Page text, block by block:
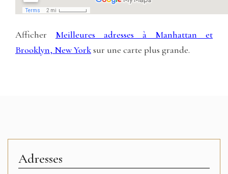
Afficher Meilleures adresses à Manhattan et
Brooklyn, New Yorksur une carte plus grande.
Adresses